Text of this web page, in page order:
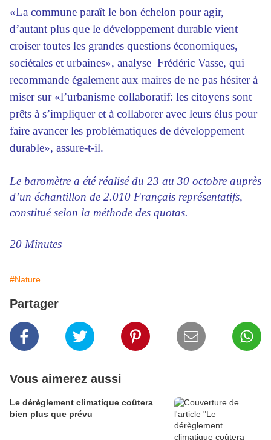
«La commune paraît le bon échelon pour agir,
d’autant plus que le développement durable vient
croiser toutes les grandes questions économiques,
sociétales et urbaines», analyse Frédéric Vasse, qui
recommande également aux maires de ne pas hésiter à
miser sur «l’urbanisme collaboratif: les citoyens sont
prêts à s’impliquer et à collaborer avec leurs élus pour
faire avancer les problématiques de développement
durable», assure-t-il.
Le baromètre a été réalisé du 23 au 30 octobre auprès
d’un échantillon de 2.010 Français représentatifs,
constitué selon la méthode des quotas.
20 Minutes
#Nature
Partager
Vous aimerez aussi
Le dérèglement climatique coûtera
bien plus que prévu